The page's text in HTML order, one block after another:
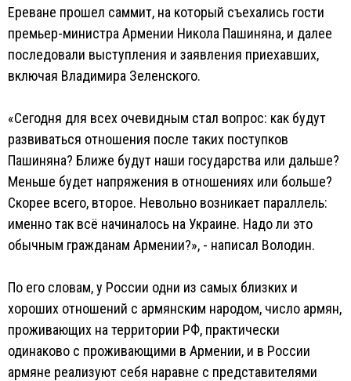
Ереване прошел саммит, на который съехались гости
премьер-министра Армении Никола Пашиняна, и далее
последовали выступления и заявления приехавших,
включая Владимира Зеленского.
«Сегодня для всех очевидным стал вопрос: как будут
развиваться отношения после таких поступков
Пашиняна? Ближе будут наши государства или дальше?
Меньше будет напряжения в отношениях или больше?
Скорее всего, второе. Невольно возникает параллель:
именно так всё начиналось на Украине. Надо ли это
обычным гражданам Армении?», - написал Володин.
По его словам, у России одни из самых близких и
хороших отношений с армянским народом, число армян,
проживающих на территории РФ, практически
одинаково с проживающими в Армении, и в России
армяне реализуют себя наравне с представителями